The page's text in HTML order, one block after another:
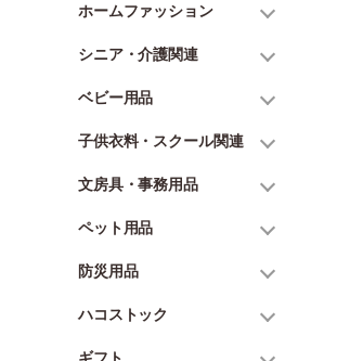
ホームファッション
シニア・介護関連
ベビー用品
子供衣料・スクール関連
文房具・事務用品
ペット用品
防災用品
ハコストック
ギフト